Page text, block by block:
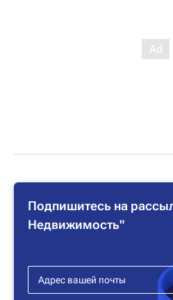
Подпишитесь на
Недвижимость"